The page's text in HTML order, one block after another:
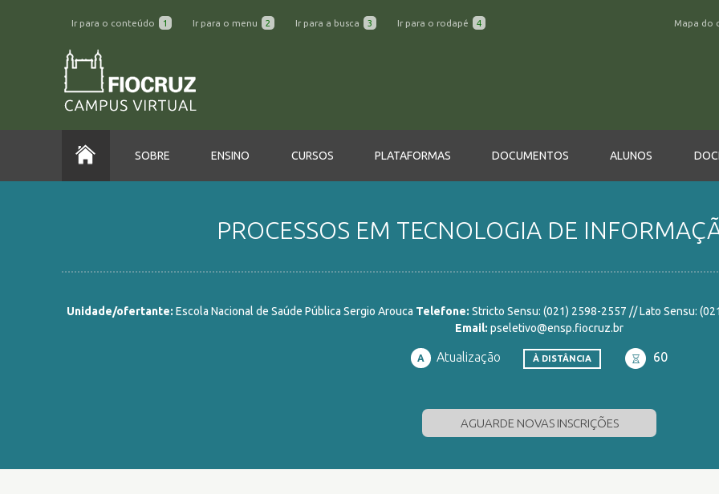
Ir para o conteúdo 1 Ir para o menu 2 Ir para a busca 3 Ir para o rodapé 4 Mapa do
SOBRE ENSINO CURSOS PLATAFORMAS DOCUMENTOS ALUNOS
PROCESSOS EM TECNOLOGIA DE
Unidade/ofertante: Escola Nacional de Saúde Pública Sergio Arouca Telefone: Stricto Sensu: (021) 2598-2557 // Lato Sensu:
Email: pseletivo@ensp.fiocruz.br
A Atualização À DISTÂNCIA 60
AGUARDE NOVAS INSCRIÇÕES